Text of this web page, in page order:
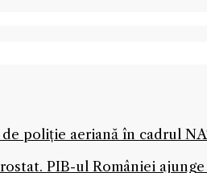
poliție aeriană în cadrul
PIB-ul României